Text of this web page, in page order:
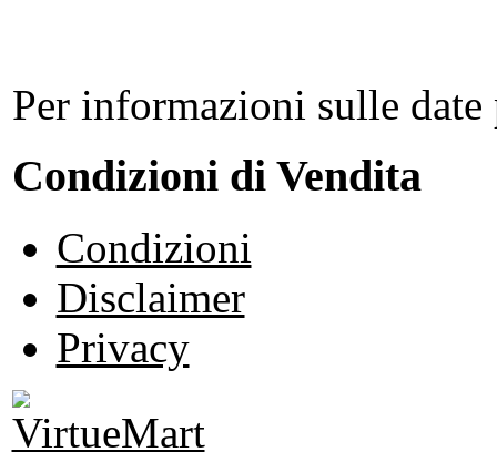
Per informazioni sulle
Condizioni di Vendita
Condizioni
Disclaimer
Privacy